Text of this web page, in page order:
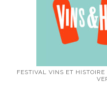
FESTIVAL VINS ET